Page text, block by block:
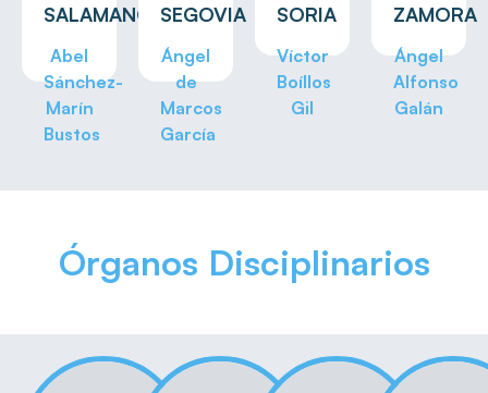
SALAMANCA
Abel
Sánchez-
Marín
Bustos
SEGOVIA
Ángel
de
Marcos
García
SORIA
Víctor
Boíllos
Gil
ZAMORA
Ángel
Alfonso
Galán
Órganos Disciplinarios